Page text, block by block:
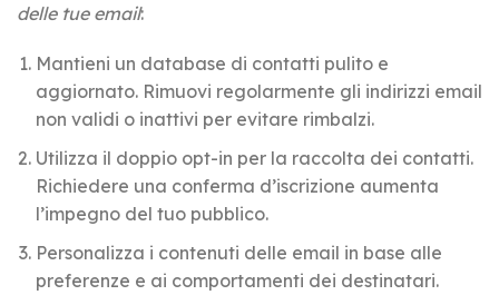
delle tue email:
Mantieni un database di contatti pulito e
aggiornato. Rimuovi regolarmente gli indirizzi email
non validi o inattivi per evitare rimbalzi.
Utilizza il doppio opt-in per la raccolta dei contatti.
Richiedere una conferma d’iscrizione aumenta
l’impegno del tuo pubblico.
Personalizza i contenuti delle email in base alle
preferenze e ai comportamenti dei destinatari.